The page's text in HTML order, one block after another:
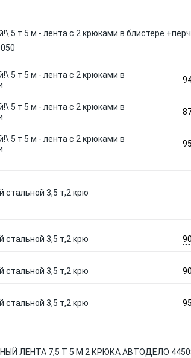
5 т 5 м - лента с 2 крюками в блистере
5 т 5 м - лента с 2 крюками в
5 т 5 м - лента с 2 крюками в
5 т 5 м - лента с 2 крюками в
стальной 3,5 т,2 крю
стальной 3,5 т,2 крю
стальной 3,5 т,2 крю
стальной 3,5 т,2 крю
ЛЕНТА 7,5 Т 5 М 2 КРЮКА АВТОДЕЛО